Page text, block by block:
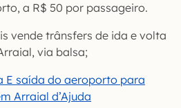
a R$ 50 por passageiro.
vende trânsfers de ida e volta
via balsa;
E saída do aeroporto para
Arraial d’Ajuda